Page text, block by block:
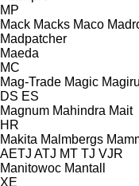
MP
Mack Macks Maco
Madpatcher
Maeda
MC
Mag-Trade Magic
DS ES
Magnum Mahindra Mait
HR
Makita Malmbergs
AETJ ATJ MT TJ VJR
Manitowoc Mantall
XE